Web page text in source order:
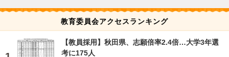
教育委員会アクセスランキング
【教員採用】秋田県、志願倍率2.4倍…大学3年選
考に175人